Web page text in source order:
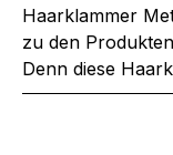
Haarklammer
zu den
Denn diese